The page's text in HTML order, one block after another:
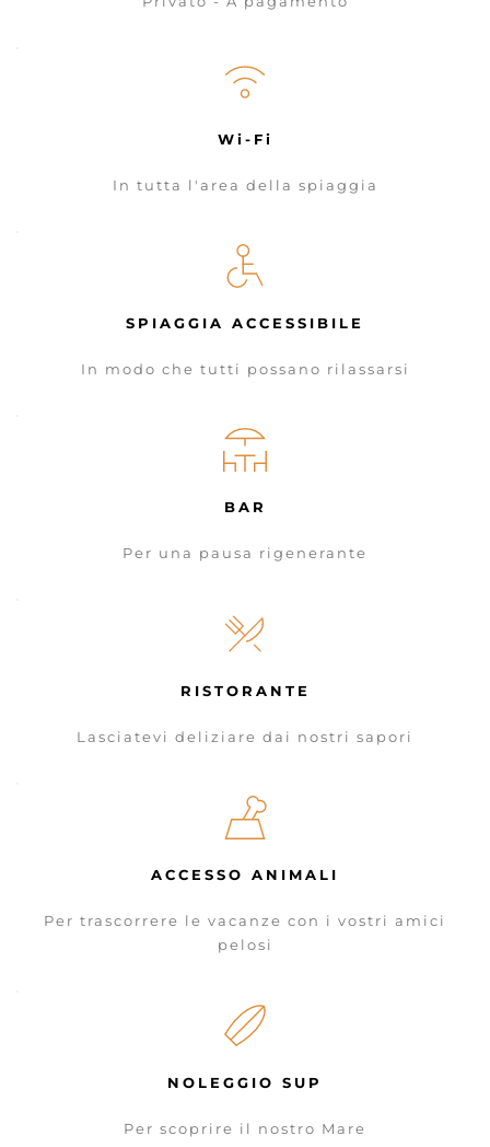
Wi-Fi
In tutta l'area della spiaggia
SPIAGGIA ACCESSIBILE
In modo che tutti possano rilassarsi
BAR
Per una pausa rigenerante
RISTORANTE
Lasciatevi deliziare dai nostri sapori
ACCESSO ANIMALI
Per trascorrere le vacanze con i vostri amici
pelosi
NOLEGGIO SUP
Per scoprire il nostro Mare